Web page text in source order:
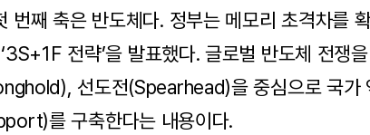
번째 축은 반도체다. 정부는 메모리 초격차를
전략’을 발표했다. 글로벌 반도체 전쟁
선도전(Spearhead)을 중심으로 국가
를 구축한다는 내용이다.